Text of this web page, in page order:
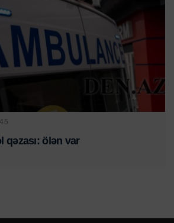
qəzası: ölən var